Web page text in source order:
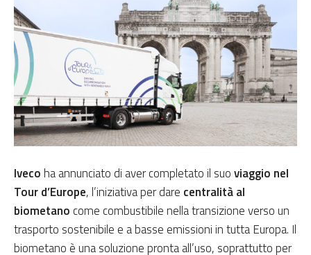
Ivecoha annunciato di aver completato il suoviaggio nel
Tour d’Europe, l’iniziativa per dare centralità al
biometano come combustibile nella transizione verso un
trasporto sostenibile e a basse emissioni in tutta Europa. Il
biometano è una soluzione pronta all’uso, soprattutto per